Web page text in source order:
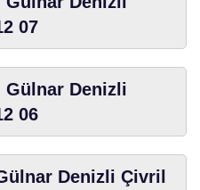
07
Denizli
06
Denizli Çivril